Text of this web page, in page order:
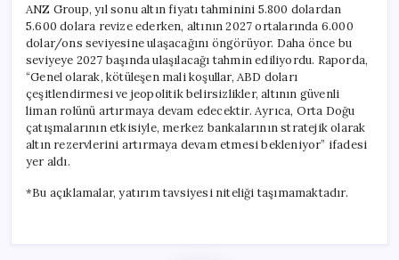
ANZ Group, yıl sonu altın fiyatı tahminini 5.800 dolardan
5.600 dolara revize ederken, altının 2027 ortalarında 6.000
dolar/ons seviyesine ulaşacağını öngörüyor. Daha önce bu
seviyeye 2027 başında ulaşılacağı tahmin ediliyordu. Raporda,
“Genel olarak, kötüleşen mali koşullar, ABD doları
çeşitlendirmesi ve jeopolitik belirsizlikler, altının güvenli
liman rolünü artırmaya devam edecektir. Ayrıca, Orta Doğu
çatışmalarının etkisiyle, merkez bankalarının stratejik olarak
altın rezervlerini artırmaya devam etmesi bekleniyor” ifadesi
yer aldı.
*Bu açıklamalar, yatırım tavsiyesi niteliği taşımamaktadır.